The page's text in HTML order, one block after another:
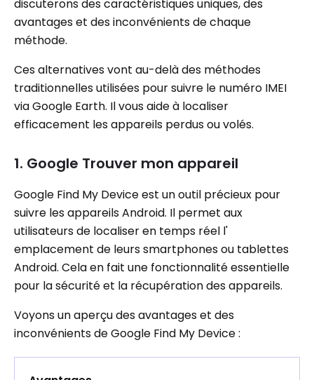
discuterons des caractéristiques uniques, des
avantages et des inconvénients de chaque
méthode.
Ces alternatives vont au-delà des méthodes
traditionnelles utilisées pour suivre le numéro IMEI
via Google Earth. Il vous aide à localiser
efficacement les appareils perdus ou volés.
1. Google Trouver mon appareil
Google Find My Device est un outil précieux pour
suivre les appareils Android. Il permet aux
utilisateurs de localiser en temps réel l'
emplacement de leurs smartphones ou tablettes
Android. Cela en fait une fonctionnalité essentielle
pour la sécurité et la récupération des appareils.
Voyons un aperçu des avantages et des
inconvénients de Google Find My Device :